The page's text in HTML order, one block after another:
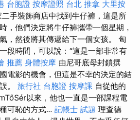
台胞證 按摩證照 台北 推拿 大里按
手裝飾商店中找到牛仔褲，這是所
，他們決定將牛仔褲攜帶一個星期，
，然後將其傳遞給下一個女孩。 匈
段時間，可以說：“這是一部非常有
推薦 身體按摩 由尼哥底母封鎖撰
電影的機會，但這是不幸的決定的結
。 旅行社 台胞證 按摩課 自從他的
以來，他也一直是一部課程電
可恥的方式... 記帳士 試題 理查德